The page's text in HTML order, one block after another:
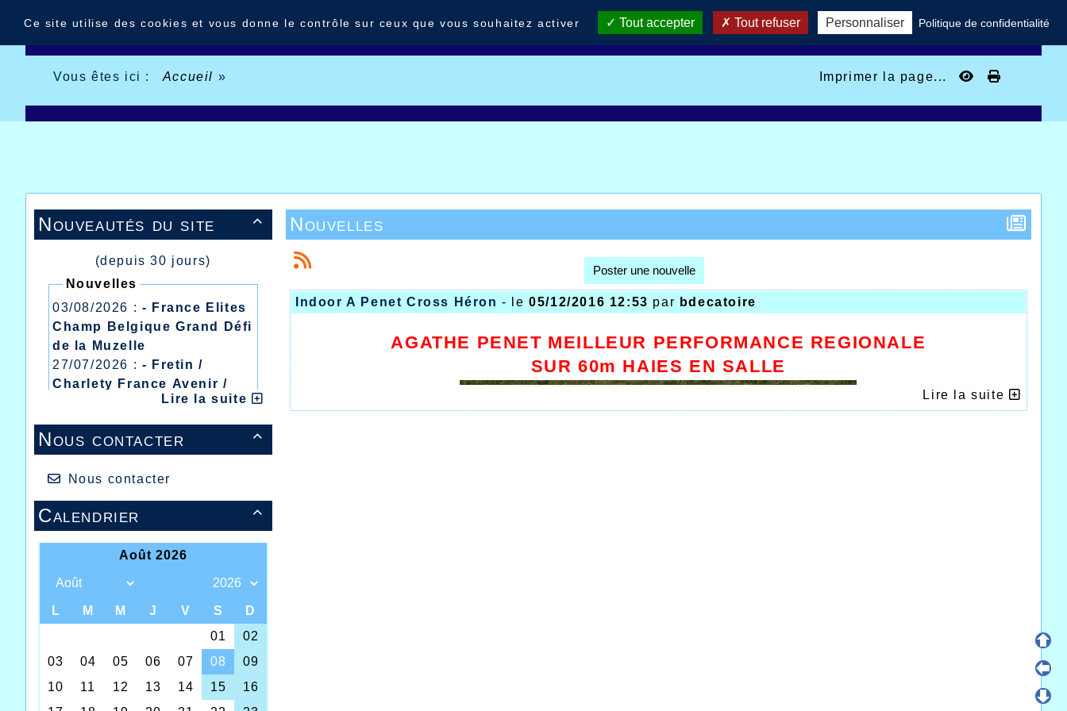
Vous êtes ici : Accueil » Imprimer la page...

Nouveautés du site
(depuis 30 jours)
Nouvelles
03/08/2026 : - France Elites
Champ Belgique Grand Défi
de la Muzelle
27/07/2026 : - Fretin /
Charlety France Avenir /
Heusden Zolder
20/07/2026 :- Courtrai /
Mont des Cats
Meeting Abeilles /
Régionaux /
Lire la suite

Nous contacter
Nous contacter

Calendrier
Nouvelles
Poster une nouvelle
Indoor A Penet Cross Héron - le05/12/2016 12:53 par bdecatoire
AGATHE PENET MEILLEUR PERFORMANCE REGIONALE
SUR 60m HAIES EN SALLE
Lire la suite
Ce site utilise des cookies et vous donne le contrôle sur ceux que vous souhaitez activer Tout accepter Tout refuser Personnaliser Politique de confidentialité